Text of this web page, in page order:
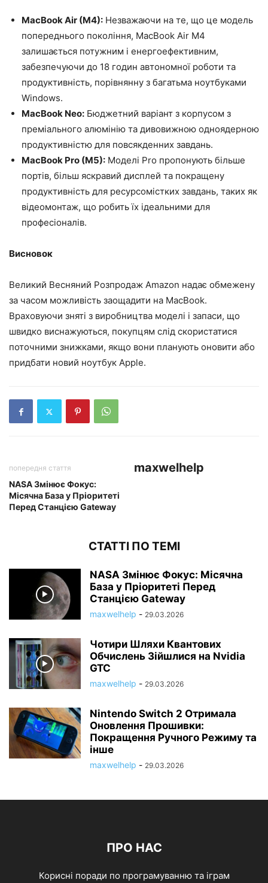
MacBook Air (M4): Незважаючи на те, що це модель
попереднього покоління, MacBook Air M4
залишається потужним і енергоефективним,
забезпечуючи до 18 годин автономної роботи та
продуктивність, порівнянну з багатьма ноутбуками
Windows.
MacBook Neo: Бюджетний варіант з корпусом з
преміального алюмінію та дивовижною одноядерною
продуктивністю для повсякденних завдань.
MacBook Pro (M5): Моделі Pro пропонують більше
портів, більш яскравий дисплей та покращену
продуктивність для ресурсомістких завдань, таких як
відеомонтаж, що робить їх ідеальними для
професіоналів.
Висновок
Великий Весняний Розпродаж Amazon надає обмежену
за часом можливість заощадити на MacBook.
Враховуючи зняті з виробництва моделі і запаси, що
швидко виснажуються, покупцям слід скористатися
поточними знижками, якщо вони планують оновити або
придбати новий ноутбук Apple.
попередня стаття
NASA Змінює Фокус:
Місячна База у Пріоритеті
Перед Станцією Gateway
maxwelhelp
СТАТТІ ПО ТЕМІ
NASA Змінює Фокус: Місячна
База у Пріоритеті Перед
Станцією Gateway
maxwelhelp - 29.03.2026
Чотири Шляхи Квантових
Обчислень Зійшлися на Nvidia
GTC
maxwelhelp - 29.03.2026
Nintendo Switch 2 Отримала
Оновлення Прошивки:
Покращення Ручного Режиму та
інше
maxwelhelp - 29.03.2026
ПРО НАС
Корисні поради по програмуванню та іграм